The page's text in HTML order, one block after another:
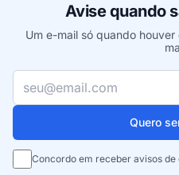
Avise quando
Um e-mail só quando
Seu e-mail
Quero
Concordo em receber avisos